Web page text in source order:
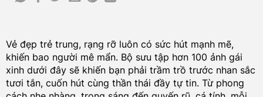
Vẻ đẹp trẻ trung, rạng rỡ luôn có sức hút mạnh mẽ,
khiến bao người mê mẩn. Bộ sưu tập hơn 100 ảnh gái
xinh dưới đây sẽ khiến bạn phải trầm trồ trước nhan sắc
tươi tắn, cuốn hút cùng thần thái đầy tự tin. Từ phong